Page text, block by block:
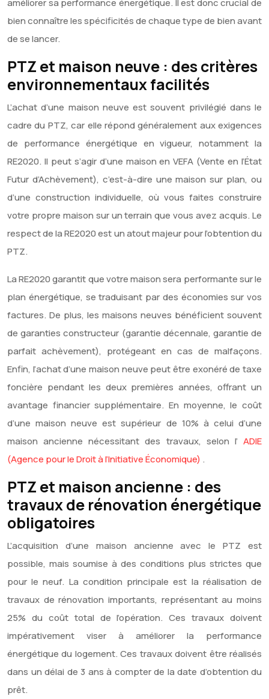
améliorer sa performance énergétique. Il est donc crucial de
bien connaître les spécificités de chaque type de bien avant
de se lancer.
PTZ et maison neuve : des critères
environnementaux facilités
L’achat d’une maison neuve est souvent privilégié dans le
cadre du PTZ, car elle répond généralement aux exigences
de performance énergétique en vigueur, notamment la
RE2020. Il peut s’agir d’une maison en VEFA (Vente en l’État
Futur d’Achèvement), c’est-à-dire une maison sur plan, ou
d’une construction individuelle, où vous faites construire
votre propre maison sur un terrain que vous avez acquis. Le
respect de la RE2020 est un atout majeur pour l’obtention du
PTZ.
La RE2020 garantit que votre maison sera performante sur le
plan énergétique, se traduisant par des économies sur vos
factures. De plus, les maisons neuves bénéficient souvent
de garanties constructeur (garantie décennale, garantie de
parfait achèvement), protégeant en cas de malfaçons.
Enfin, l’achat d’une maison neuve peut être exonéré de taxe
foncière pendant les deux premières années, offrant un
avantage financier supplémentaire. En moyenne, le coût
d’une maison neuve est supérieur de 10% à celui d’une
maison ancienne nécessitant des travaux, selon l’ ADIE
(Agence pour le Droit à l’Initiative Économique) .
PTZ et maison ancienne : des
travaux de rénovation énergétique
obligatoires
L’acquisition d’une maison ancienne avec le PTZ est
possible, mais soumise à des conditions plus strictes que
pour le neuf. La condition principale est la réalisation de
travaux de rénovation importants, représentant au moins
25% du coût total de l’opération. Ces travaux doivent
impérativement viser à améliorer la performance
énergétique du logement. Ces travaux doivent être réalisés
dans un délai de 3 ans à compter de la date d’obtention du
prêt.